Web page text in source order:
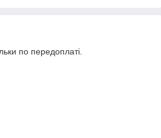
по передоплаті.